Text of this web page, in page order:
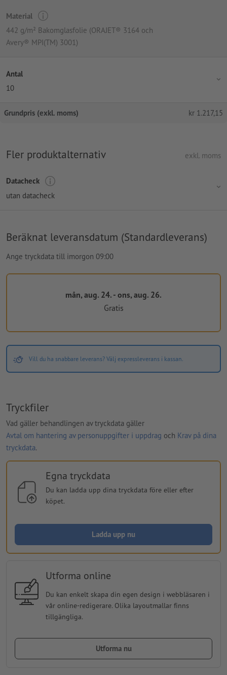
Material
442 g/m² Bakomglasfolie (ORAJET® 3164 och
Avery® MPI(TM) 3001)
Antal
10
Grundpris (exkl. moms) kr 1.217,15
Fler produktalternativ exkl. moms
Datacheck
utan datacheck
Beräknat leveransdatum (Standardleverans)
Ange tryckdata till imorgon 09:00
mån, aug. 24. - ons, aug. 26.
Gratis
Vill du ha snabbare leverans? Välj expressleverans i kassan.
Tryckfiler
Vad gäller behandlingen av tryckdata gäller
Avtal om hantering av personuppgifter i uppdrag och Krav på dina
tryckdata.
Egna tryckdata
Du kan ladda upp dina tryckdata före eller efter
köpet.
Ladda upp nu
Utforma online
Du kan enkelt skapa din egen design i webbläsaren i
vår online-redigerare. Olika layoutmallar finns
tillgängliga.
Utforma nu